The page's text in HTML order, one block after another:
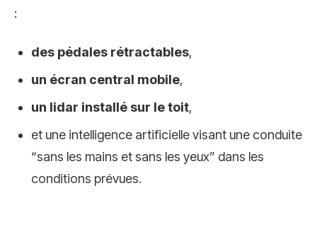
:
des pédales rétractables,
un écran central mobile,
un lidar installé sur le toit,
et une intelligence artificielle visant une conduite
“sans les mains et sans les yeux” dans les
conditions prévues.